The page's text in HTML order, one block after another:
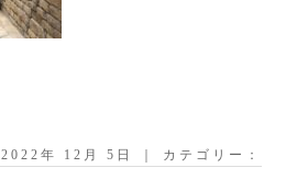
2022年 12月 5日 ｜ カテゴリー：